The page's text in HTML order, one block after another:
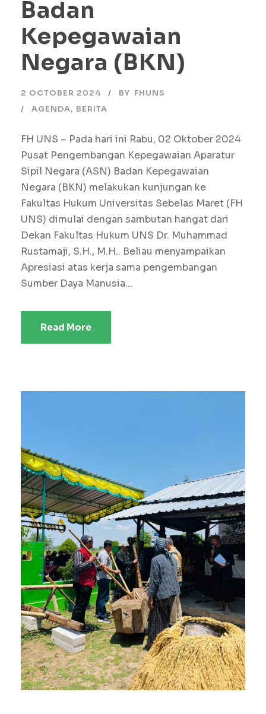
Badan
Kepegawaian
Negara (BKN)
2 OCTOBER 2024 BY FHUNS
AGENDA, BERITA
FH UNS – Pada hari ini Rabu, 02 Oktober 2024
Pusat Pengembangan Kepegawaian Aparatur
Sipil Negara (ASN) Badan Kepegawaian
Negara (BKN) melakukan kunjungan ke
Fakultas Hukum Universitas Sebelas Maret (FH
UNS) dimulai dengan sambutan hangat dari
Dekan Fakultas Hukum UNS Dr. Muhammad
Rustamaji, S.H., M.H.. Beliau menyampaikan
Apresiasi atas kerja sama pengembangan
Sumber Daya Manusia...
Read More